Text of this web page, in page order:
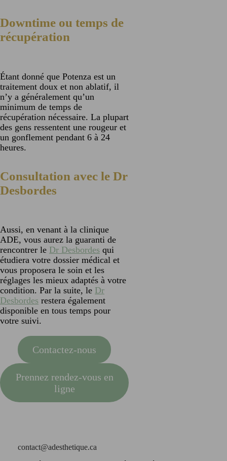
Downtime ou temps de
récupération
Étant donné que Potenza est un
traitement doux et non ablatif, il
n’y a généralement qu’un
minimum de temps de
récupération nécessaire. La plupart
des gens ressentent une rougeur et
un gonflement pendant 6 à 24
heures.
Consultation avec le Dr
Desbordes
Aussi, en venant à la clinique
ADE, vous aurez la guaranti de
rencontrer le Dr Desbordes qui
étudiera votre dossier médical et
vous proposera le soin et les
réglages les mieux adaptés à votre
condition. Par la suite, le Dr
Desbordes restera également
disponible en tous temps pour
votre suivi.
Contactez-nous
Prennez rendez-vous en
ligne
contact@adesthetique.ca